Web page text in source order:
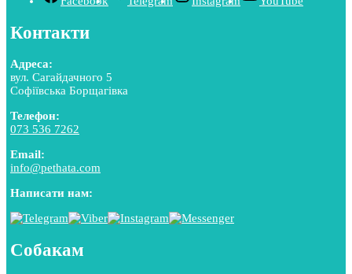
Контакти
Адреса:
вул. Сагайдачного 5
Софіївська Борщагівка
Телефон:
073 536 7262
Email:
info@pethata.com
Написати нам:
Собакам